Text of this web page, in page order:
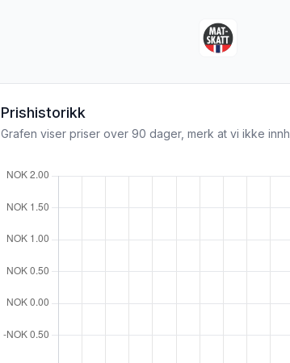
Prishistorikk
Grafen viser priser over 90 dager, merk at vi ikke